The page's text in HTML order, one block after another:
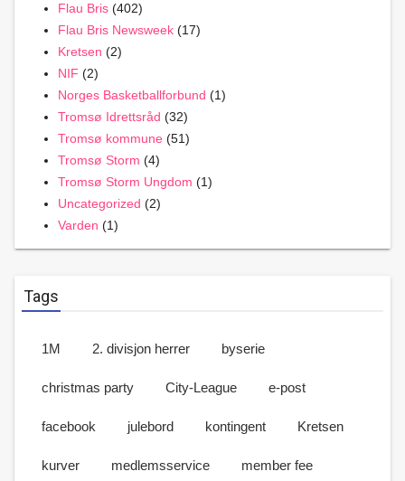
Flau Bris (402)
Flau Bris Newsweek (17)
Kretsen (2)
NIF (2)
Norges Basketballforbund (1)
Tromsø Idrettsråd (32)
Tromsø kommune (51)
Tromsø Storm (4)
Tromsø Storm Ungdom (1)
Uncategorized (2)
Varden (1)
Tags
1M 2. divisjon herrer byserie
christmas party City-League e-post
facebook julebord kontingent Kretsen
kurver medlemsservice member fee